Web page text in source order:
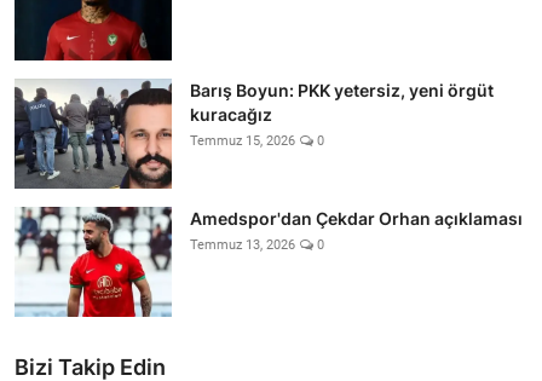
Barış Boyun: PKK yetersiz, yeni örgüt
kuracağız
Temmuz 15, 2026 0
Amedspor'dan Çekdar Orhan açıklaması
Temmuz 13, 2026 0
Bizi Takip Edin